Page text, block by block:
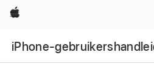
Apple
iPhone-